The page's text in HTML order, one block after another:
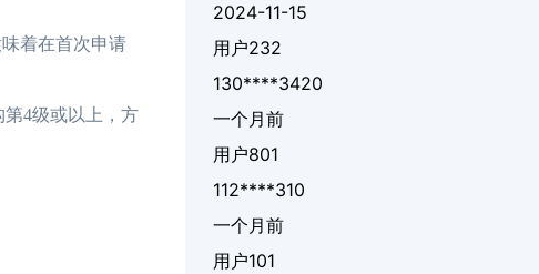
着在首次申请
4级或以上，方
2024-11-15
用户232
130****3420
一个月前
用户801
112****310
一个月前
用户101